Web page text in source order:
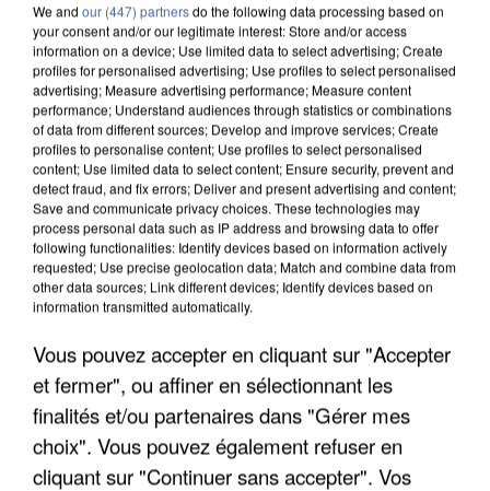
COULÉE DE BOUE EN HAUTE-SAVOIE
We and our (447) partnersdo the following data processing based on
your consent and/or our legitimate interest: Store and/or access
information on a device; Use limited data to select advertising; Create
profiles for personalised advertising; Use profiles to select personalised
advertising; Measure advertising performance; Measure content
performance; Understand audiences through statistics or combinations
of data from different sources; Develop and improve services; Create
profiles to personalise content; Use profiles to select personalised
content; Use limited data to select content; Ensure security, prevent and
detect fraud, and fix errors; Deliver and present advertising and content;
Save and communicate privacy choices. These technologies may
process personal data such as IP address and browsing data to offer
following functionalities: Identify devices based on information actively
requested; Use precise geolocation data; Match and combine data from
other data sources; Link different devices; Identify devices based on
information transmitted automatically.
Vous pouvez accepter en cliquant sur "Accepter
et fermer", ou affiner en sélectionnant les
finalités et/ou partenaires dans "Gérer mes
choix". Vous pouvez également refuser en
cliquant sur "Continuer sans accepter". Vos